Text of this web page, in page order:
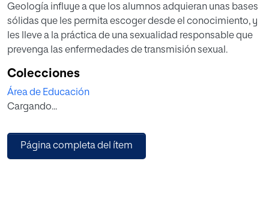
Geología influye a que los alumnos adquieran unas bases
sólidas que les permita escoger desde el conocimiento, y
les lleve a la práctica de una sexualidad responsable que
prevenga las enfermedades de transmisión sexual.
Colecciones
Área de Educación
Cargando...
Página completa del ítem